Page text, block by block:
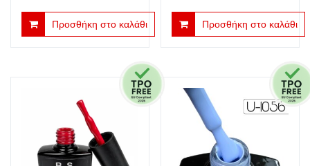
Προσθήκη στο καλάθι Προσθήκη στο καλάθι